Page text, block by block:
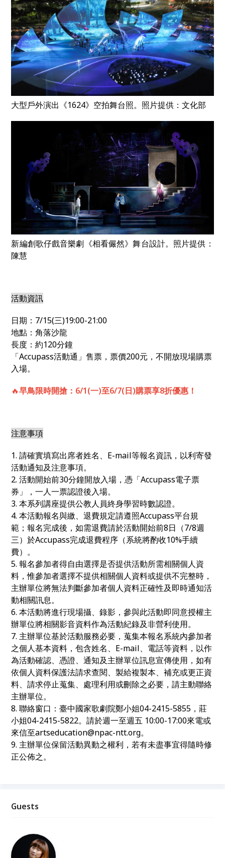
大型戶外演出《1624》空拍舞台照。照片提供：文化部
新編創歌仔戲音樂劇《相看儼然》舞台設計。照片提供：
陳慧
活動資訊
日期：7/15(三)19:00-21:00
地點：角落沙龍
長度：約120分鐘
「Accupass活動通」售票，票價200元，不開放現場購票
入場。
🔥早鳥限時開搶：6/1(一)至6/7(日)購票享8折優惠！
注意事項
1. 請確實填寫出席者姓名、E-mail等報名資訊，以利寄發
活動通知及注意事項。
2. 活動開始前30分鐘開放入場，憑「Accupass電子票
券」，一人一票認證後入場。
3. 本系列講座提供公教人員終身學習時數認證。
4. 本活動報名與繳、退費規定請遵照Accupass平台規
範；報名完成後，如需退費請於活動開始前8日（7/8週
三）於Accupass完成退費程序（系統將酌收10%手續
費）。
5. 報名參加者得自由選擇是否提供活動所需相關個人資
料，惟參加者選擇不提供相關個人資料或提供不完整時，
主辦單位將無法判斷參加者個人資料正確性及即時通知活
動相關訊息。
6. 本活動將進行現場攝、錄影，參與此活動即同意授權主
辦單位將相關影音資料作為活動紀錄及非營利使用。
7. 主辦單位基於活動服務必要，蒐集本報名系統內參加者
之個人基本資料，包含姓名、E-mail、電話等資料，以作
為活動確認、憑證、通知及主辦單位訊息宣傳使用，如有
依個人資料保護法請求查閱、製給複製本、補充或更正資
料、請求停止蒐集、處理利用或刪除之必要，請主動聯絡
主辦單位。
8. 聯絡窗口：臺中國家歌劇院鄭小姐04-2415-5855，莊
小姐04-2415-5822。請於週一至週五 10:00-17:00來電或
來信至artseducation@npac-ntt.org。
9. 主辦單位保留活動異動之權利，若有未盡事宜得隨時修
正公佈之。
Guests